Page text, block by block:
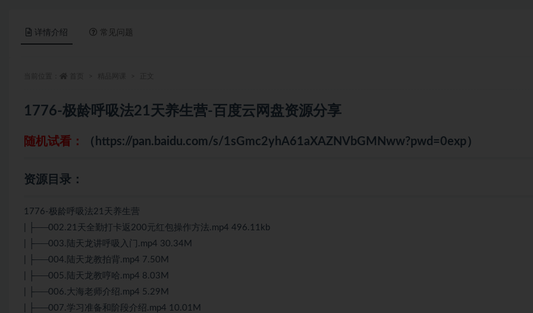
详情介绍 常见问题
1776-极龄呼吸法21天养生营-百度云网盘资源分享
随机试看： （https://pan.baidu.com/s/1sGmc2yhA61aXAZNVbGMNww?pwd=0exp）
资源目录：
1776-极龄呼吸法21天养生营
| ├──002.21天全勤打卡返200元红包操作方法.mp4 496.11kb
| ├──003.陆天龙讲呼吸入门.mp4 30.34M
| ├──004.陆天龙教拍背.mp4 7.50M
| ├──005.陆天龙教哼哈.mp4 8.03M
| ├──006.大海老师介绍.mp4 5.29M
| ├──007.学习准备和阶段介绍.mp4 10.01M